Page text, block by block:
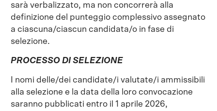
sarà verbalizzato, ma non concorrerà alla
definizione del punteggio complessivo assegnato
a ciascuna/ciascun candidata/o in fase di
selezione.
PROCESSO DI SELEZIONE
I nomi delle/dei candidate/i valutate/i ammissibili
alla selezione e la data della loro convocazione
saranno pubblicati entro il 1 aprile 2026,